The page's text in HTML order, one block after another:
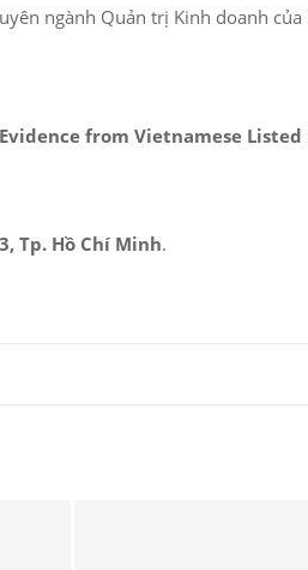
ngành Quản trị Kinh doanh
from Vietnamese Listed
Tp. Hồ Chí Minh.